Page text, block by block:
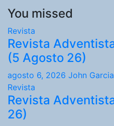
You missed
Revista
Revista
(5 Agosto 26)
agosto 6, 2026 John
Revista
Revista
26)